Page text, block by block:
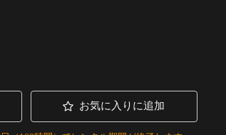
お気に入りに追加